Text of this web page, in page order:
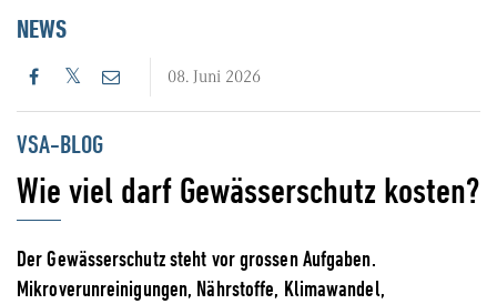
NEWS
08. Juni 2026
VSA-BLOG
Wie viel darf Gewässerschutz kosten?
Der Gewässerschutz steht vor grossen Aufgaben.
Mikroverunreinigungen, Nährstoffe, Klimawandel,